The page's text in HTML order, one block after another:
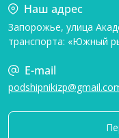
Наш адрес
Запорожье, улица
транспорта: «Южный
E-mail